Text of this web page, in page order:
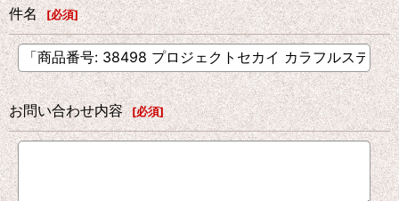
件名 [必須]
お問い合わせ内容 [必須]